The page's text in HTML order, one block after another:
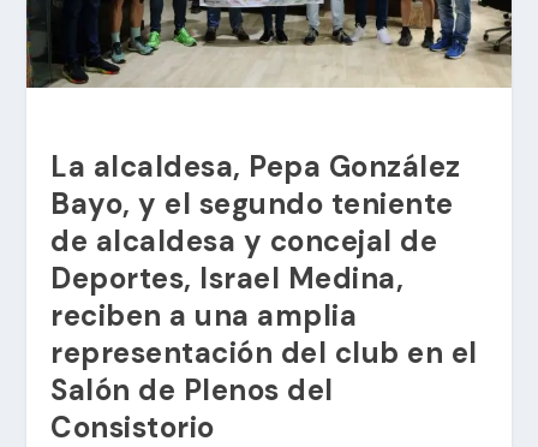
La alcaldesa, Pepa González
Bayo, y el segundo teniente
de alcaldesa y concejal de
Deportes, Israel Medina,
reciben a una amplia
representación del club en el
Salón de Plenos del
Consistorio